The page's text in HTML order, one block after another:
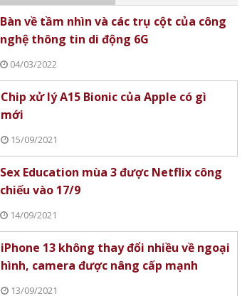
Bàn về tầm nhìn và các trụ cột của công
nghệ thông tin di động 6G
04/03/2022
Chip xử lý A15 Bionic của Apple có gì
mới
15/09/2021
Sex Education mùa 3 được Netflix công
chiếu vào 17/9
14/09/2021
iPhone 13 không thay đổi nhiều về ngoại
hình, camera được nâng cấp mạnh
13/09/2021